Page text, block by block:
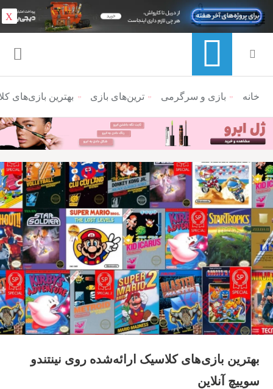
منوی ناوبری خرده نان
خانه بازی و سرگرمی ترین‌های بازی بهترین بازی‌های
بهترین بازی‌های کلاسیک ارائه‌شده روی نینتندو
سوییچ آنلاین
X